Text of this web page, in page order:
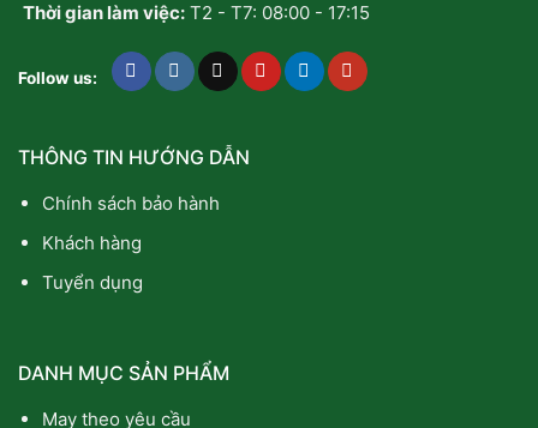
Thời gian làm việc: T2 - T7: 08:00 - 17:15
Follow us:
THÔNG TIN HƯỚNG DẪN
Chính sách bảo hành
Khách hàng
Tuyển dụng
DANH MỤC SẢN PHẨM
May theo yêu cầu